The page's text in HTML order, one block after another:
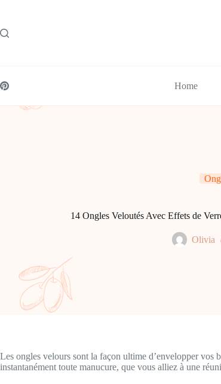
Home
14 Ongles Veloutés Avec Effets de
Olivia
Les ongles velours sont la façon ultime d’envelopper vos
instantanément toute manucure, que vous alliez à une